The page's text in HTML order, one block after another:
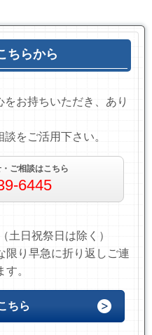
ちらから
お持ちいただき、あり
をご活用下さい。
ご相談はこちら
6445
土日祝祭日は除く）
限り早急に折り返しご連
す。
ちら